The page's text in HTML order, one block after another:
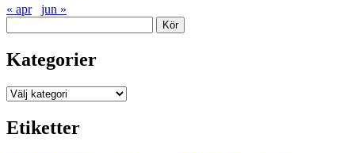
« apr
jun »
Kategorier
Kategorier
Etiketter